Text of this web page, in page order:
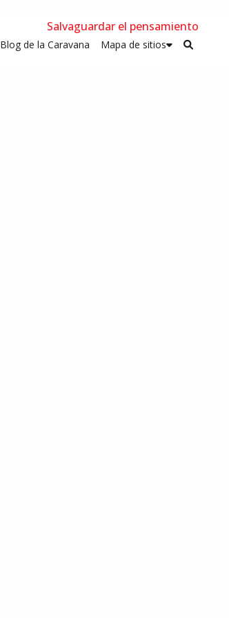
Salvaguardar el pensamiento
Blog de la Caravana Mapa de sitios